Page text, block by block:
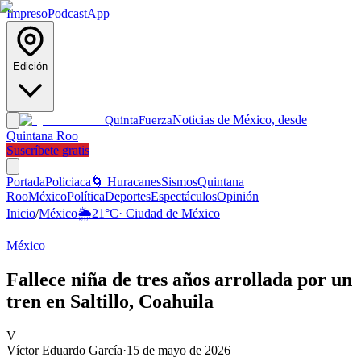
ImpresoPodcastApp
Edición
QuintaFuerzaNoticias de México, desde
Quintana Roo
Suscríbete gratis
PortadaPoliciaca 🌀 HuracanesSismosQuintana
RooMéxicoPolíticaDeportesEspectáculosOpinión
Inicio/México🌦️21°C· Ciudad de México
México
Fallece niña de tres años arrollada por un
tren en Saltillo, Coahuila
V
Víctor Eduardo García·15 de mayo de 2026